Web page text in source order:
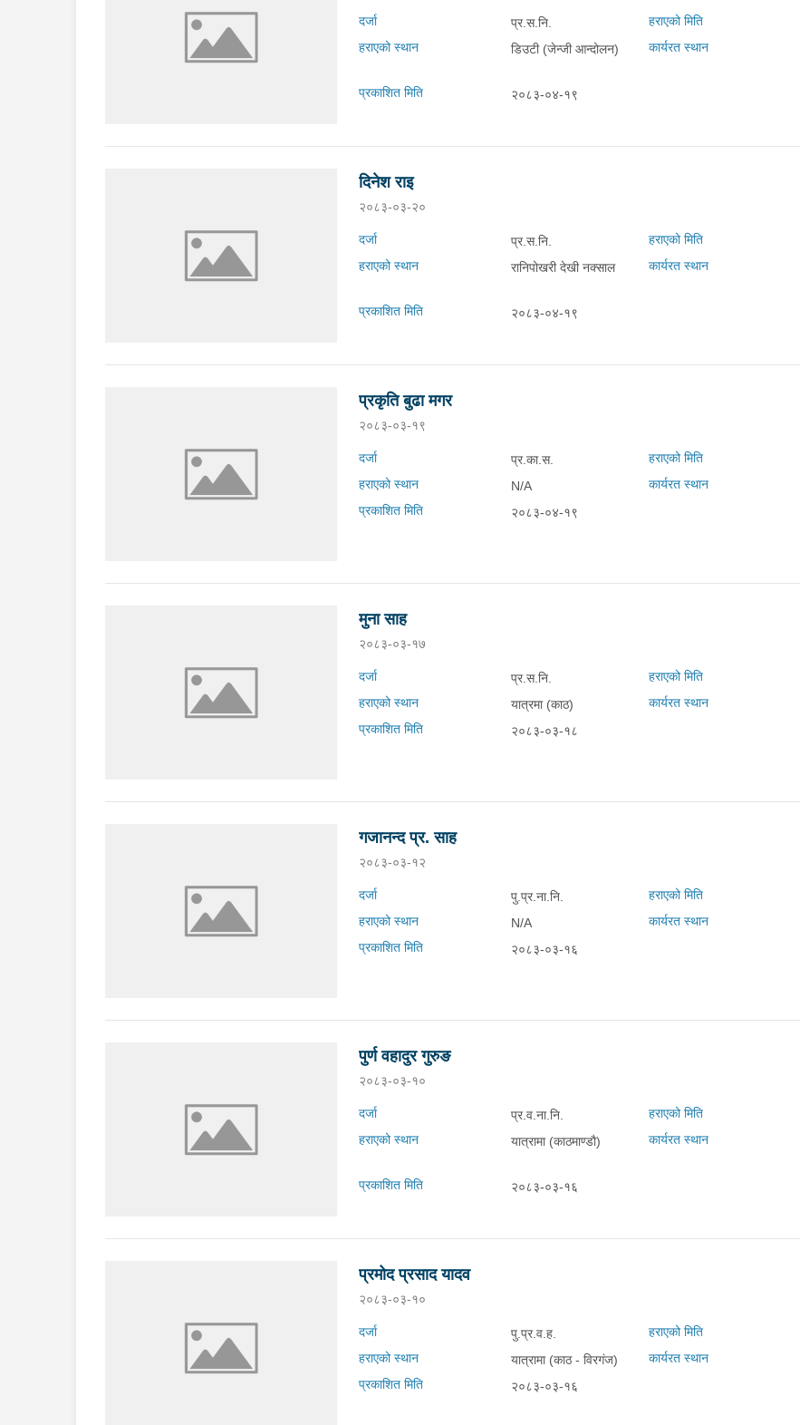
दर्जा प्र.स.नि. हराएको मिति
हराएको स्थान
डिउटी (जेन्जी आन्दोलन) कार्यरत स्थान
प्रकाशित मिति
२०८३-०४-१९
दिनेश राइ
२०८३-०३-२०
दर्जा प्र.स.नि. हराएको मिति
हराएको स्थान
रानिपोखरी देखी नक्साल कार्यरत स्थान
प्रकाशित मिति
२०८३-०४-१९
प्रकृति बुढा मगर
२०८३-०३-१९
दर्जा प्र.का.स. हराएको मिति
हराएको स्थान
N/A कार्यरत स्थान
प्रकाशित मिति
२०८३-०४-१९
मुना साह
२०८३-०३-१७
दर्जा प्र.स.नि. हराएको मिति
हराएको स्थान
यात्रमा (काठ) कार्यरत स्थान
प्रकाशित मिति
२०८३-०३-१८
गजानन्द प्र. साह
२०८३-०३-१२
दर्जा पु.प्र.ना.नि. हराएको मिति
हराएको स्थान
N/A कार्यरत स्थान
प्रकाशित मिति
२०८३-०३-१६
पुर्ण वहादुर गुरुङ
२०८३-०३-१०
दर्जा प्र.व.ना.नि. हराएको मिति
हराएको स्थान
यात्रामा (काठमाण्डौ) कार्यरत स्थान
प्रकाशित मिति
२०८३-०३-१६
प्रमोद प्रसाद यादव
२०८३-०३-१०
दर्जा पु.प्र.व.ह. हराएको मिति
हराएको स्थान
यात्रामा (काठ - विरगंज) कार्यरत स्थान
प्रकाशित मिति
२०८३-०३-१६